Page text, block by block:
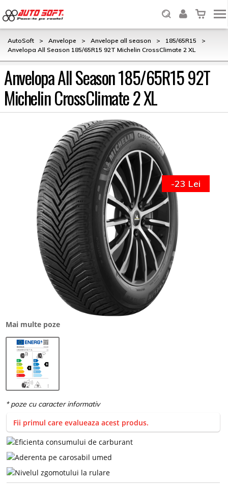
AutoSoft > Anvelope > Anvelope all season > 185/65R15
>
Anvelopa All Season 185/65R15 92T Michelin CrossClimate 2 XL
Anvelopa All Season 185/65R15 92T
Michelin CrossClimate 2 XL
Mai multe poze
-23 Lei
Fii primul care evalueaza acest produs.